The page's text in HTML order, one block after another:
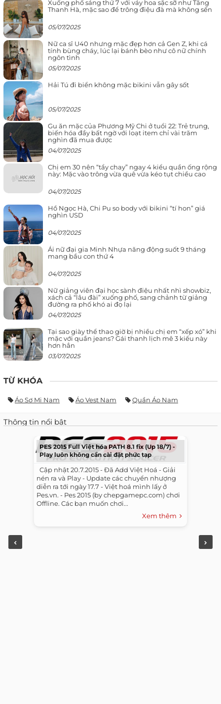
Xuống phố sáng thứ 7 với váy hoa sặc sỡ như Tăng
Thanh Hà, mặc sao để trông điệu đà mà không sến
05/07/2025
Nữ ca sĩ U40 nhưng mặc đẹp hơn cả Gen Z, khi cá
tính bùng cháy, lúc lại bánh bèo như cô nữ chính
ngôn tình
05/07/2025
Hải Tú đi biển không mặc bikini vẫn gây sốt
05/07/2025
Gu ăn mặc của Phương Mỹ Chi ở tuổi 22: Trẻ trung,
biến hóa đầy bất ngờ với loạt item chỉ vài trăm
nghìn đã mua được
04/07/2025
Chị em 30 nên “tẩy chay” ngay 4 kiểu quần ống rộng
này: Mặc vào trông vừa quê vừa kéo tụt chiều cao
04/07/2025
Hồ Ngọc Hà, Chi Pu so body với bikini “tí hon” giá
nghìn USD
04/07/2025
Ái nữ đại gia Minh Nhựa năng động suốt 9 tháng
mang bầu con thứ 4
04/07/2025
Nữ giảng viên đại học sành điệu nhất nhì showbiz,
xách cả “lâu đài” xuống phố, sang chảnh từ giảng
đường ra phố khó ai đọ lại
04/07/2025
Tại sao giày thể thao giờ bị nhiều chị em “xếp xó” khi
mặc với quần jeans? Gái thanh lịch mê 3 kiểu này
hơn hẳn
03/07/2025
TỪ KHÓA
Áo Sơ Mi Nam Áo Vest Nam Quần Áo Nam
Thông tin nổi bật
PES 2015 Full Việt hóa PATH 8.1 fix (Up 18/7) -
Play luôn không cần cài đặt phức tạp
​ ​ Cập nhật 20.7.2015 - Đã Add Việt Hoá - Giải
nén ra và Play - Update các chuyển nhượng
diễn ra tới ngày 17.7 - Việt hoá mình lấy ở
Pes.vn. - Pes 2015 (by chepgamepc.com) chơi
Offline. Các bạn muốn chơi...
Xem thêm